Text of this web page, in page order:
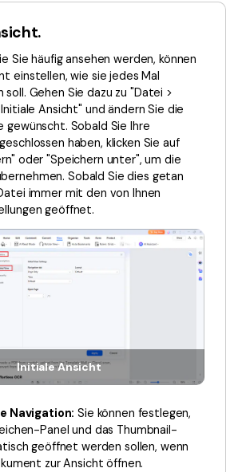
Sie häufig ansehen werden, können
einstellen, wie sie jedes Mal
Gehen Sie dazu zu "Datei >
Ansicht" und ändern Sie die
gewünscht. Sobald Sie Ihre
haben, klicken Sie auf
oder "Speichern unter", um die
Sobald Sie dies getan
immer mit den von Ihnen
geöffnet.
Initiale Ansicht
Navigation: Sie können festlegen,
Panel und das Thumbnail-
geöffnet werden sollen, wenn
zur Ansicht öffnen.